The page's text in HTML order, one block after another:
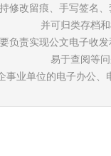
改留痕、手写签名
并可归类存档和
负责实现公文电子收
易于查阅等问
业单位的电子办公